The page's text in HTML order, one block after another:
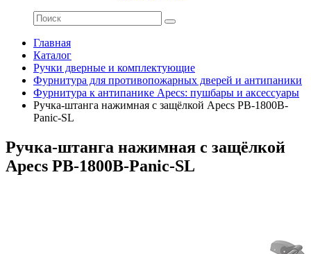
Главная
Каталог
Ручки дверные и комплектующие
Фурнитура для противопожарных дверей и антипаники
Фурнитура к антипанике Apecs: пушбары и аксессуары
Ручка-штанга нажимная с защёлкой Apecs PB-1800B-
Panic-SL
Ручка-штанга нажимная с защёлкой
Apecs PB-1800B-Panic-SL